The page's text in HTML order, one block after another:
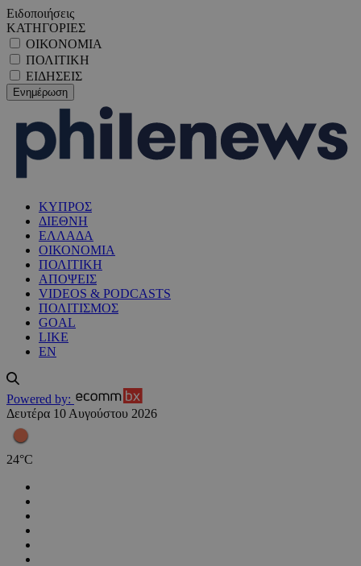
Ειδοποιήσεις
ΚΑΤΗΓΟΡΙΕΣ
ΟΙΚΟΝΟΜΙΑ
ΠΟΛΙΤΙΚΗ
ΕΙΔΗΣΕΙΣ
ΚΥΠΡΟΣ
ΔΙΕΘΝΗ
ΕΛΛΑΔΑ
ΟΙΚΟΝΟΜΙΑ
ΠΟΛΙΤΙΚΗ
ΑΠΟΨΕΙΣ
VIDEOS & PODCASTS
ΠΟΛΙΤΙΣΜΟΣ
GOAL
LIKE
EN
Powered by:
Δευτέρα 10 Αυγούστου 2026
24°C